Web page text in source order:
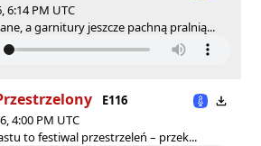
6:14 PM UTC
a garnitury jeszcze pachną pralnią...
E116
4:00 PM UTC
to festiwal przestrzeleń – przek...